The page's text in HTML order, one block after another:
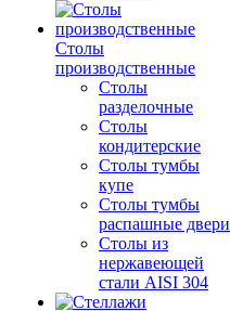
Столы
производственные
Столы
разделочные
Столы
кондитерские
Столы тумбы
купе
Столы тумбы
распашные двери
Столы из
нержавеющей
стали AISI 304